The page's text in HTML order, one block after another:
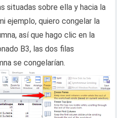
situadas sobre ella y hacia la
ejemplo, quiero congelar la
así que hago clic en la
B3, las dos filas
se congelarían.